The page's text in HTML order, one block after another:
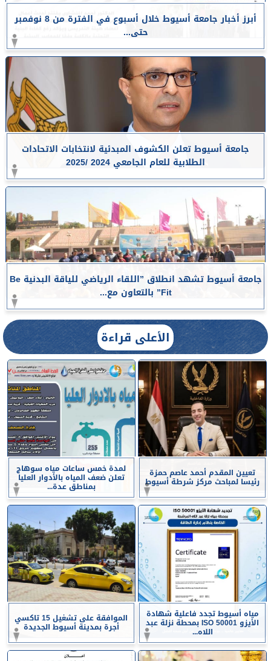
أبرز أخبار جامعة أسيوط خلال أسبوع في الفترة من 8 نوفمبر
حتى...
جامعة أسيوط تعلن الكشوف المبدئية لانتخابات الاتحادات
الطلابية للعام الجامعي 2024 /2025
جامعة أسيوط تشهد انطلاق ”اللقاء الرياضي للياقة البدنية Be
Fit” بالتعاون مع...
الأعلى قراءة
تعيين المقدم أحمد عاصم حمزة
رئيسا لمباحث مركز شرطة أسيوط
لمدة خمس ساعات مياه سوهاج
تعلن ضعف المياه بالأدوار العليا
بمناطق عدة...
مياه أسيوط تجدد فاعلية شهادة
الأيزو ISO 50001 بمحطة نزلة عبد
اللاه...
الموافقة على تشغيل 15 تاكسي
أجرة بمدينة أسيوط الجديدة